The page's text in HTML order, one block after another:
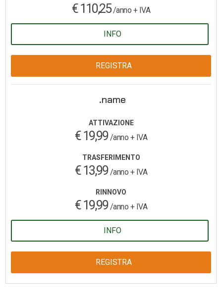
€ 110,25/anno + IVA
INFO
REGISTRA
.name
ATTIVAZIONE
€ 19,99/anno + IVA
TRASFERIMENTO
€ 13,99 /anno + IVA
RINNOVO
€ 19,99/anno + IVA
INFO
REGISTRA